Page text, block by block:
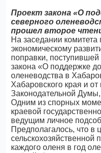
Проект закона «О
северного
прошел второе
На заседании комитета
экономическому
поправки,
закона «О поддержке
оленеводства в
Хабаровского края и
Законодательной
Одним из спорных
краевой
ведущим личное
Предполагалось, что в
сельскохозяйственной
каждого оленя в год